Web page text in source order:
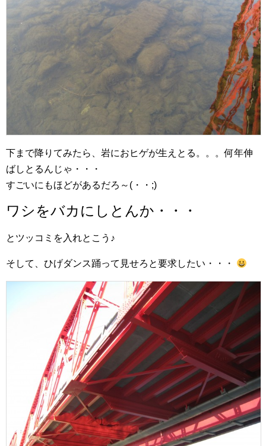
下まで降りてみたら、岩におヒゲが生えとる。。。何年伸
ばしとるんじゃ・・・
すごいにもほどがあるだろ～(・・;)
ワシをバカにしとんか・・・
とツッコミを入れとこう♪
そして、ひげダンス踊って見せろと要求したい・・・